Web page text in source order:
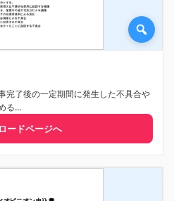
完了後の一定期間に発生した不具合や
る...
ードページへ